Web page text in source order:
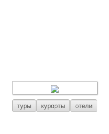
туры курорты отели